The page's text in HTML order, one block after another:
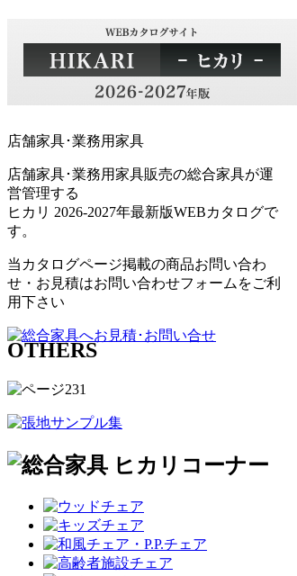
店舗家具･業務用家具
店舗家具･業務用家具販売の総合家具が運
営管理する
ヒカリ 2026-2027年最新版WEBカタログで
す。
当カタログページ掲載の商品お問い合わ
せ・お見積はお問い合わせフォームをご利
用下さい
OTHERS